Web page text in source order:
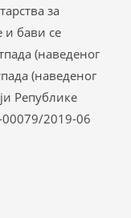
за
и бави се
(наведеног
(наведеног
Републике
00079/2019-06